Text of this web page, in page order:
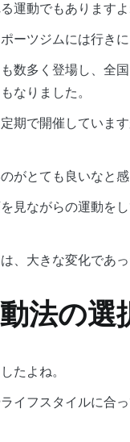
運動でもありますよ
ーツジムには行き
数多く登場し、全
なりました。
期で開催していま
がとても良いなと感
見ながらの運動を
、大きな変化であっ
法の選
たよね。
イフスタイルに合